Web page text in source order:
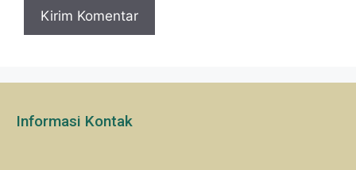
Informasi Kontak